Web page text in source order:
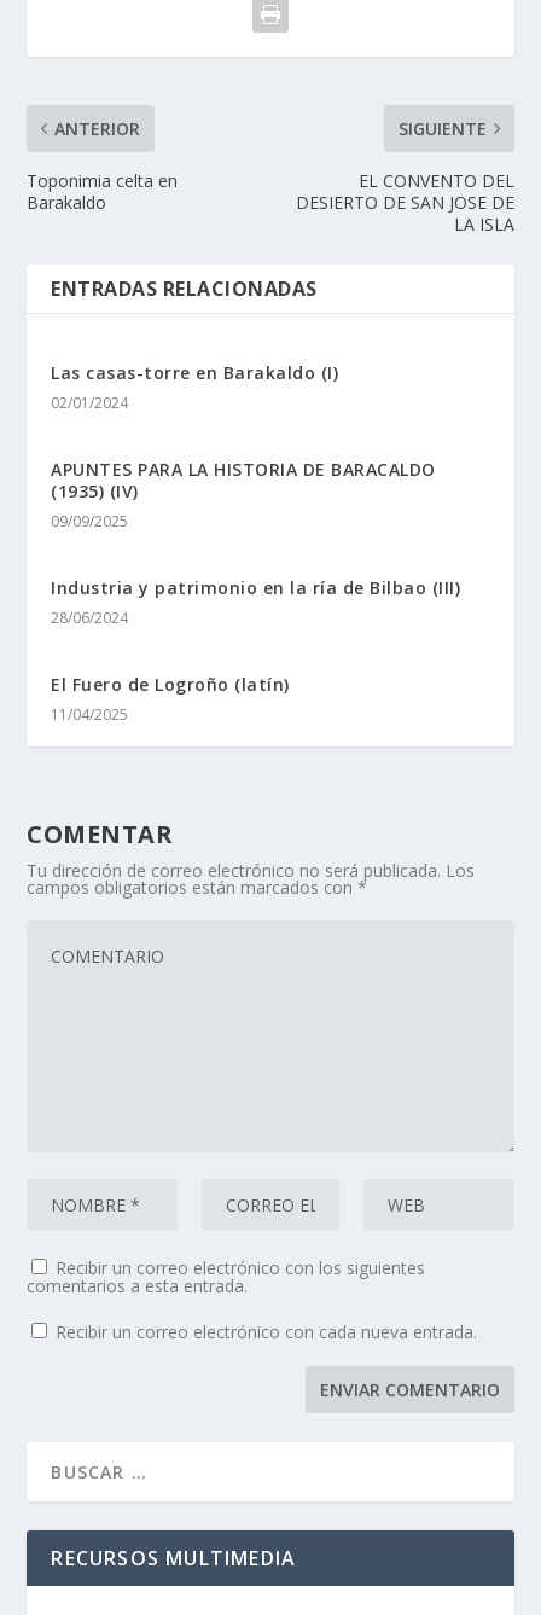
ANTERIOR
Toponimia celta en
Barakaldo
SIGUIENTE
EL CONVENTO DEL
DESIERTO DE SAN JOSE DE
LA ISLA
ENTRADAS RELACIONADAS
Las casas-torre en Barakaldo (I)
02/01/2024
APUNTES PARA LA HISTORIA DE BARACALDO
(1935) (IV)
09/09/2025
Industria y patrimonio en la rí­a de Bilbao (III)
28/06/2024
El Fuero de Logroño (latí­n)
11/04/2025
COMENTAR
Tu dirección de correo electrónico no será publicada. Los
campos obligatorios están marcados con*
Recibir un correo electrónico con los siguientes
comentarios a esta entrada.
Recibir un correo electrónico con cada nueva entrada.
RECURSOS MULTIMEDIA